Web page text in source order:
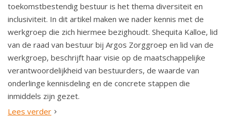
toekomstbestendig bestuur is het thema diversiteit en
inclusiviteit. In dit artikel maken we nader kennis met de
werkgroep die zich hiermee bezighoudt. Shequita Kalloe, lid
van de raad van bestuur bij Argos Zorggroep en lid van de
werkgroep, beschrijft haar visie op de maatschappelijke
verantwoordelijkheid van bestuurders, de waarde van
onderlinge kennisdeling en de concrete stappen die
inmiddels zijn gezet.
Lees verder